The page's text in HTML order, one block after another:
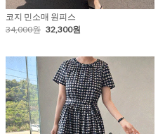
코지 민소매 원피스
34,000원 32,300원